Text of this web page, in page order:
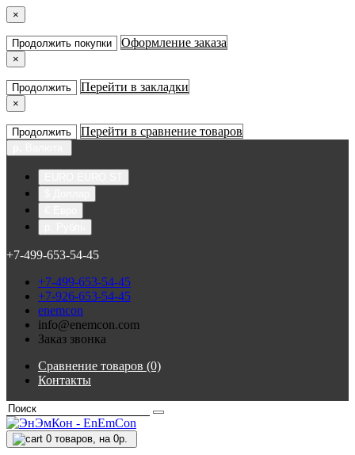
×
Продолжить покупки Оформление заказа
×
Продолжить Перейти в закладки
×
Продолжить Перейти в сравнение товаров
+7-499-653-54-45
+7-499-653-54-45
+7-926-653-54-45
enemcon
info@enemcon.com
Заказ звонка
Сравнение товаров (0)
Контакты
0 товаров, на 0р.